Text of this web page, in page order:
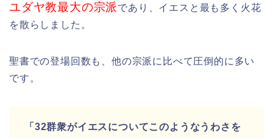
ユダヤ教最大の宗派であり、 イエスと最も多く火花
を散らしました。
聖書での登場回数も、他の宗派に比べて圧倒的に多い
です。
「32群衆がイエスについてこのようなうわさを